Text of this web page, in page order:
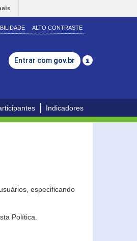
ALTO CONTRASTE
Entrar com gov.br
Indicadores
especificando
Política.